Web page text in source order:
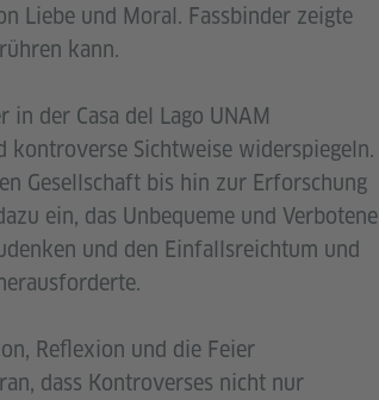
Liebe und Moral. Fassbinder zeigte
kann.
der Casa del Lago UNAM
Sichtweise widerspiegeln.
Gesellschaft bis hin zur Erforschung
ein, das Unbequeme und Verbotene
und den Einfallsreichtum und
Reflexion und die Feier
dass Kontroverses nicht nur